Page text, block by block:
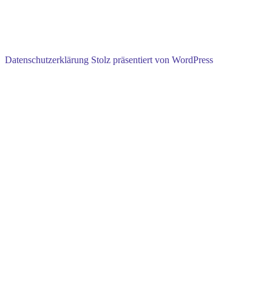
Datenschutzerklärung Stolz präsentiert von WordPress